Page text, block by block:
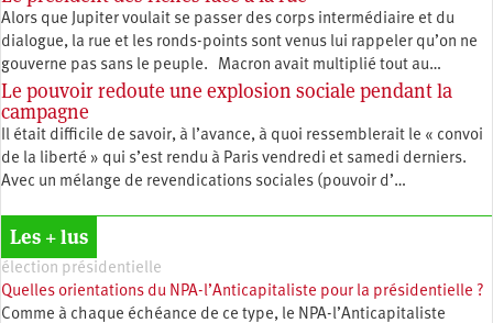
Alors que Jupiter voulait se passer des corps intermédiaire et du
dialogue, la rue et les ronds-points sont venus lui rappeler qu’on ne
gouverne pas sans le peuple. Macron avait multiplié tout au…
Le pouvoir redoute une explosion sociale pendant la
campagne
Il était difficile de savoir, à l’avance, à quoi ressemblerait le « convoi
de la liberté » qui s’est rendu à Paris vendredi et samedi derniers.
Avec un mélange de revendications sociales (pouvoir d’…
Les + lus
élection présidentielle
Quelles orientations du NPA-l’Anticapitaliste pour la présidentielle ?
Comme à chaque échéance de ce type, le NPA-l’Anticapitaliste